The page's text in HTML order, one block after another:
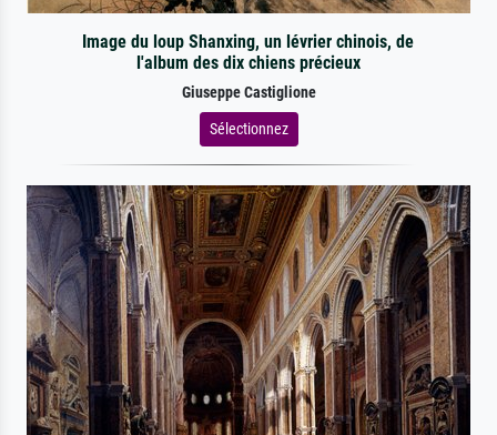
Image du loup Shanxing, un lévrier chinois, de
l'album des dix chiens précieux
Giuseppe Castiglione
Sélectionnez